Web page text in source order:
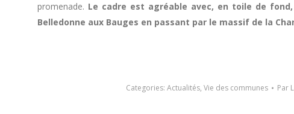
promenade. Le cadre est agréable avec, en toile de
Belledonne aux Bauges en passant par le massif de la
Categories: Actualités, Vie des communes Par